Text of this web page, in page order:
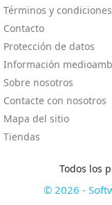
Términos y
Contacto
Protección de datos
Información
Sobre nosotros
Contacte con nosotros
Mapa del sitio
Tiendas
Todos los
© 2026 -